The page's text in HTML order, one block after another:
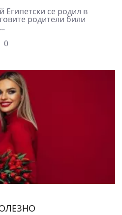
се родил в
родители били
0